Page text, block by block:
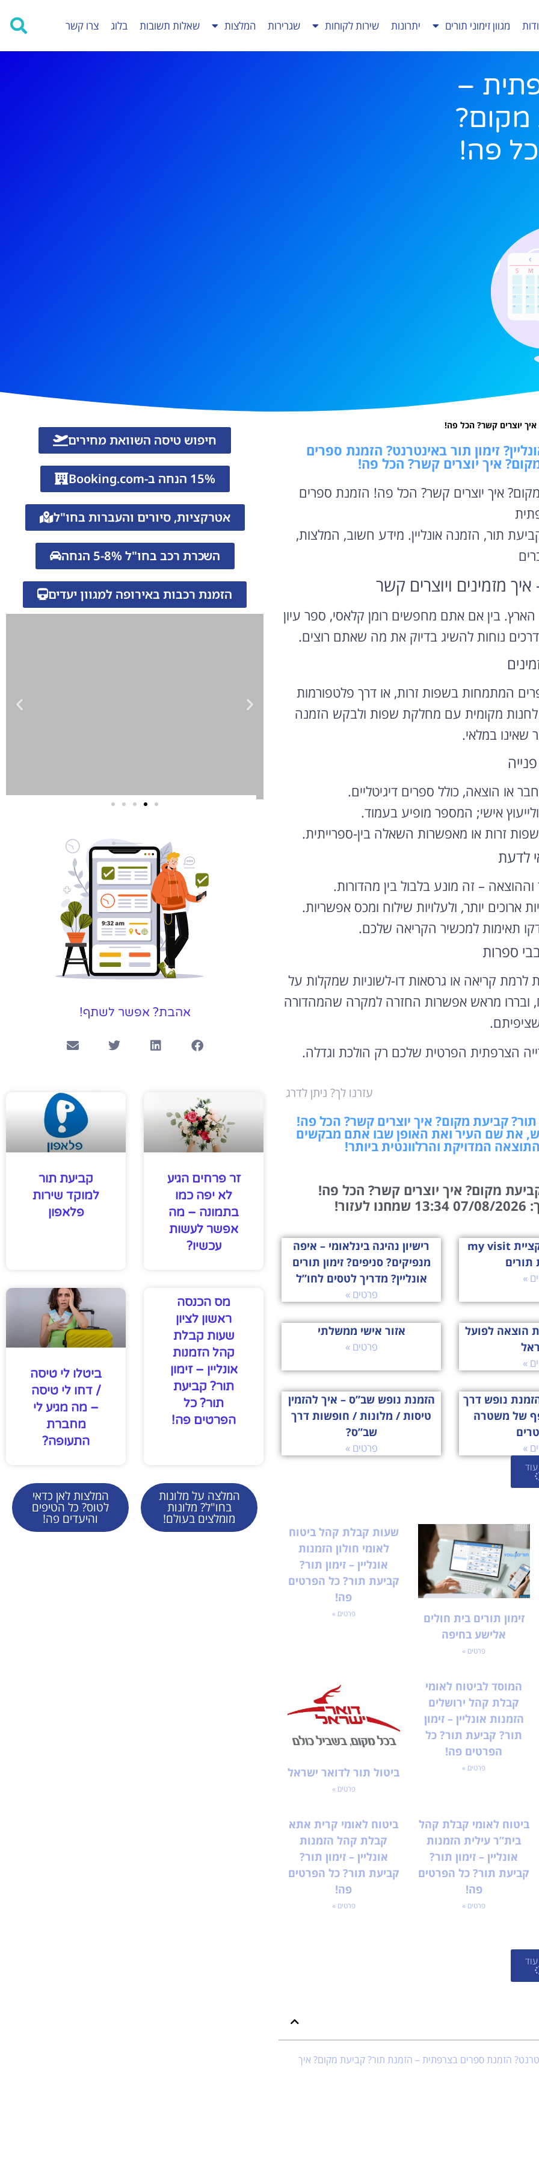
מגוון זימוני תורים יתרונות שירות לקוחות שגרירות המלצות שאלות תשובות בלוג צרו קשר
–
מקום?
פה!
יוצרים קשר? הכל פה!
זימון תור באינטרנט? הזמנת ספרים
איך יוצרים קשר? הכל פה!
איך יוצרים קשר? הכל פה! הזמנת ספרים
תור, הזמנה אונליין. מידע חשוב, המלצות,
מזמינים ויוצרים קשר
בין אם אתם מחפשים רומן קלאסי, ספר עיון
המתמחות בשפות זרות, או דרך פלטפורמות
מקומית עם מחלקת שפות ולבקש הזמנה
שאינו במלאי.
או הוצאה, כולל ספרים דיגיטליים.
אישי; המספר מופיע בעמוד.
זרות או מאפשרות השאלה בין-ספרייתית.
לדעת
– זה מונע בלבול בין מהדורות.
ארוכים יותר, ולעלויות שילוח ומכס אפשריות.
תאימות למכשיר הקריאה שלכם.
ספרות
קריאה או גרסאות דו-לשוניות שמקלות על
ובררו מראש אפשרות החזרה למקרה שהמהדורה
הצרפתית הפרטית שלכם רק הולכת וגדלה.
עזרנו לך? ניתן לדרג
קביעת מקום? איך יוצרים קשר? הכל פה!
את שם העיר ואת האופן שבו אתם מבקשים
המדויקת והרלוונטית ביותר!
מקום? איך יוצרים קשר? הכל פה!
הכירו את אפליקציית my visit
תורים
»
רישיון נהיגה בינלאומי – איפה
מנפיקים? סניפים? זימון תורים
אונליין? מדריך לטסים לחו”ל
פרטים »
הוצאה לפועל
»
אזור אישי ממשלתי
פרטים »
נופש דרך
של משטרה
»
הזמנת נופש שב”ס – איך להזמין
טיסות / מלונות / חופשות דרך
שב”ס?
פרטים »
זימון תורים בית חולים
אלישע בחיפה
פרטים »
שעות קבלת קהל ביטוח
לאומי חולון הזמנות
אונליין – זימון תור?
קביעת תור? כל הפרטים
פה!
פרטים »
המוסד לביטוח לאומי
קבלת קהל ירושלים
הזמנות אונליין – זימון
תור? קביעת תור? כל
הפרטים פה!
פרטים » ביטול תור לדואר ישראל
פרטים »
ביטוח לאומי קבלת קהל
בית”ר עילית הזמנות
אונליין – זימון תור?
קביעת תור? כל הפרטים
פה!
פרטים »
ביטוח לאומי קרית אתא
קבלת קהל הזמנות
אונליין – זימון תור?
קביעת תור? כל הפרטים
פה!
פרטים »
הזמנת ספרים בצרפתית – הזמנת תור? קביעת מקום? איך
חיפוש טיסה השוואת מחירים
15% הנחה ב-Booking.com
אטרקציות, סיורים והעברות בחו"ל
השכרת רכב בחו"ל 5-8% הנחה
הזמנת רכבות באירופה למגוון יעדים
רוצה להקליט
אולפן הקלטות מקצועי
להקלטה, צילום ועריכת
פודקאסטים ברמה הגבוהה
ביותר
שירותי פרסום
וקידום
באינטרנט
בעל/ת עסק? סוכנות ניהול
מוניטין לקידום, שיווק ופרסום
באינטרנט כאן עבורך!
לפרטים
אהבת? אפשר לשתף!
זר פרחים הגיע
לא יפה כמו
בתמונה – מה
אפשר לעשות
עכשיו?
קביעת תור
למוקד שירות
פלאפון
מס הכנסה
ראשון לציון
שעות קבלת
קהל הזמנות
אונליין – זימון
תור? קביעת
תור? כל
הפרטים פה!
ביטלו לי טיסה
/ דחו לי טיסה
– מה מגיע לי
מחברת
התעופה?
המלצה על מלונות
בחו"ל? מלונות
מומלצים בעולם!
המלצות לאן כדאי
לטוס? כל הטיפים
והיעדים פה!